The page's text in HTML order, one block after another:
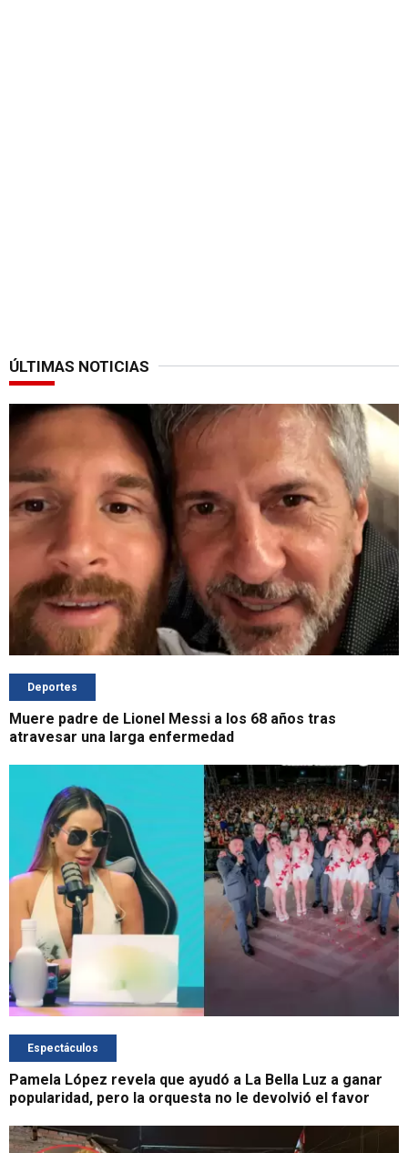
ÚLTIMAS NOTICIAS
Deportes
Muere padre de Lionel Messi a los 68 años tras
atravesar una larga enfermedad
Espectáculos
Pamela López revela que ayudó a La Bella Luz a ganar
popularidad, pero la orquesta no le devolvió el favor